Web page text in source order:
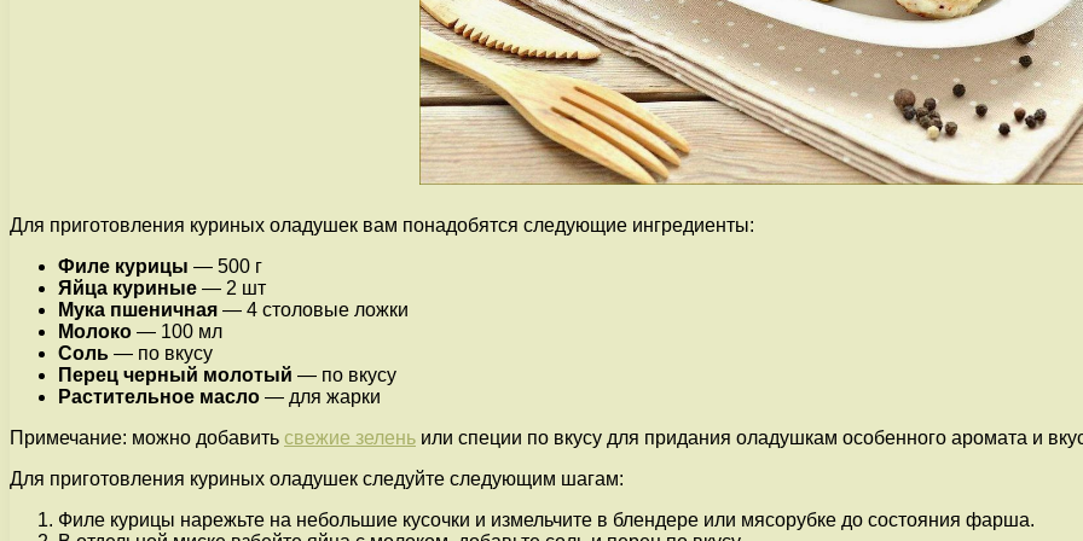
Для приготовления куриных оладушек вам понадобятся следующие ингредиенты:
Филе курицы — 500 г
Яйца куриные — 2 шт
Мука пшеничная — 4 столовые ложки
Молоко — 100 мл
Соль — по вкусу
Перец черный молотый — по вкусу
Растительное масло — для жарки
Примечание: можно добавить свежие зелень или специи по вкусу для придания оладушкам особенного аромата и
Для приготовления куриных оладушек следуйте следующим шагам:
Филе курицы нарежьте на небольшие кусочки и измельчите в блендере или мясорубке до состояния фарша.